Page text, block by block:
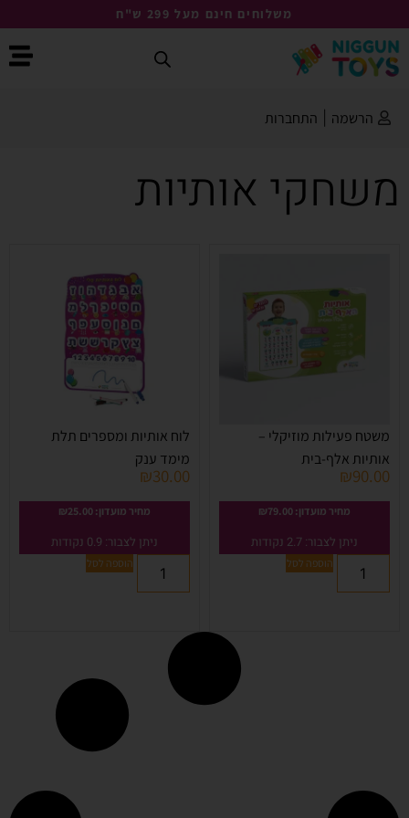
משלוחים חינם מעל 299 ש"ח
הרשמה התחברות
משחקי אותיות
משטח פעילות מוזיקלי –
אותיות אלף-בית
₪90.00
מחיר מועדון: ₪79.00
ניתן לצבור: 2.7 נקודות
הוספה לסל
לוח אותיות ומספרים תלת
מימד ענק
₪30.00
מחיר מועדון: ₪25.00
ניתן לצבור: 0.9 נקודות
הוספה לסל